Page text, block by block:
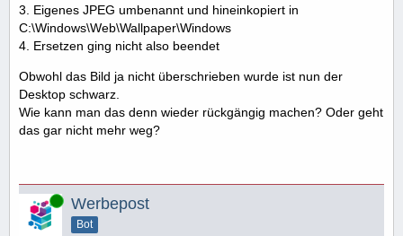
3. Eigenes JPEG umbenannt und hineinkopiert in
C:\Windows\Web\Wallpaper\Windows
4. Ersetzen ging nicht also beendet
Obwohl das Bild ja nicht überschrieben wurde ist nun der
Desktop schwarz.
Wie kann man das denn wieder rückgängig machen? Oder geht
das gar nicht mehr weg?
Online Werbepost
Bot